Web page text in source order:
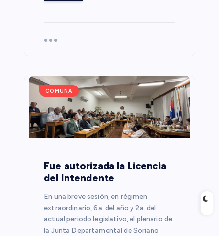
COMUNA
Fue autorizada la Licencia
del Intendente
En una breve sesión, en régimen
extraordinario, 6a. del año y 2a. del
actual periodo legislativo, el plenario de
la Junta Departamental de Soriano